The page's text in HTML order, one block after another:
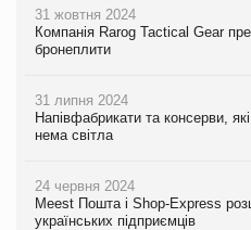
31 жовтня 2024
Компанія Rarog Tactical Gear
бронеплити
31 липня 2024
Напівфабрикати та консерви,
нема світла
24 червня 2024
Meest Пошта і Shop-Express
українських підприємців